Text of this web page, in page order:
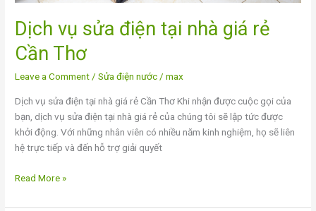
Dịch vụ sửa điện tại nhà giá rẻ
Cần Thơ
Leave a Comment/Sửa điện nước/max
Dịch vụ sửa điện tại nhà giá rẻ Cần Thơ Khi nhận được cuộc gọi của
bạn, dịch vụ sửa điện tại nhà giá rẻ của chúng tôi sẽ lập tức được
khởi động. Với những nhân viên có nhiều năm kinh nghiệm, họ sẽ liên
hệ trực tiếp và đến hỗ trợ giải quyết
Read More »